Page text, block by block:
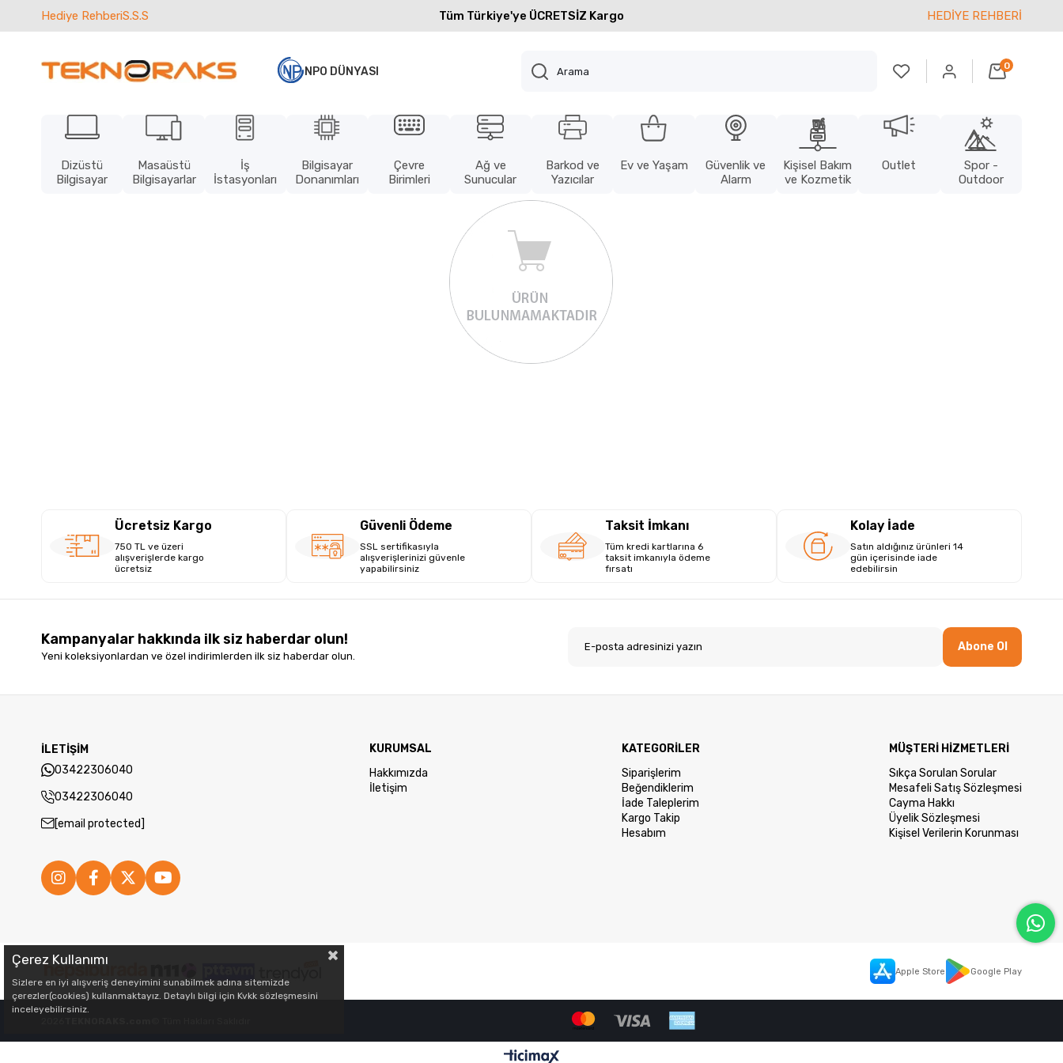
Hediye RehberiS.S.S Tüm Türkiye'ye ÜCRETSİZ Kargo HEDİYE REHBERİ
NPO DÜNYASI 0
Dizüstü
Bilgisayar
Masaüstü
Bilgisayarlar
İş
İstasyonları
Bilgisayar
Donanımları
Çevre
Birimleri
Ağ ve
Sunucular
Barkod ve
Yazıcılar
Ev ve Yaşam
Güvenlik ve
Alarm
Kişisel Bakım
ve Kozmetik
Outlet
Spor -
Outdoor
Ücretsiz Kargo
750 TL ve üzeri
alışverişlerde kargo
ücretsiz
Güvenli Ödeme
SSL sertifikasıyla
alışverişlerinizi güvenle
yapabilirsiniz
Taksit İmkanı
Tüm kredi kartlarına 6
taksit imkanıyla ödeme
fırsatı
Kolay İade
Satın aldığınız ürünleri 14
gün içerisinde iade
edebilirsin
Kampanyalar hakkında ilk siz haberdar olun!
Yeni koleksiyonlardan ve özel indirimlerden ilk siz haberdar olun.
Abone Ol
İLETİŞİM
03422306040
03422306040
[email protected]
KURUMSAL
Hakkımızda
İletişim
KATEGORİLER
Siparişlerim
Beğendiklerim
İade Taleplerim
Kargo Takip
Hesabım
MÜŞTERİ HİZMETLERİ
Sıkça Sorulan Sorular
Mesafeli Satış Sözleşmesi
Cayma Hakkı
Üyelik Sözleşmesi
Kişisel Verilerin Korunması
Apple Store Google Play
Çerez Kullanımı
Sizlere en iyi alışveriş deneyimini sunabilmek adına sitemizde
çerezler(cookies) kullanmaktayız. Detaylı bilgi için Kvkk sözleşmesini
inceleyebilirsiniz.